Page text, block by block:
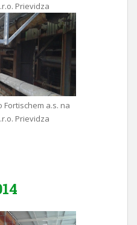
Prievidza
Fortischem a.s. na
Prievidza